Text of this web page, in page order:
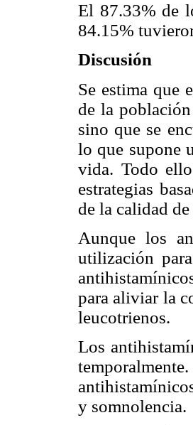
El 87.33% de
84.15%
Discusión
Se estima que
de la
sino que se
lo que supone
vida. Todo
estrategias
de la calidad
Aunque los
utilización
para aliviar la
leucotrienos.
Los
y somnolencia.